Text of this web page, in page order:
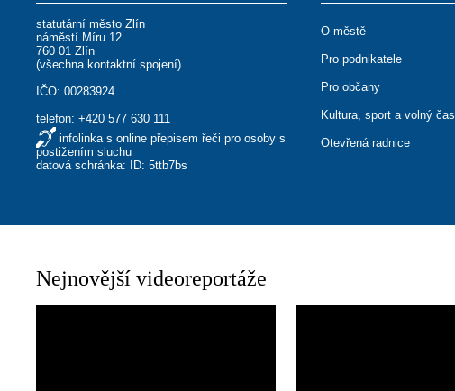
statutární město Zlín
náměstí Míru 12
760 01 Zlín
(všechna kontaktní spojení)
IČO: 00283924
telefon:+420 577 630 111
infolinka s online přepisem řeči pro osoby s
postižením sluchu
datová schránka: ID: 5ttb7bs
O městě
Pro podnikatele
Pro občany
Kultura, sport a volný čas
Otevřená radnice
Nejnovější videoreportáže